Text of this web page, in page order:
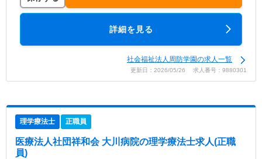
詳細を見る
社会福祉法人周防学園の求人一覧
更新日：2026/05/26 求人番号：9880301
理学療法士 正職員
医療法人社団祥和会 大川病院の理学療法士求人(正職
員)